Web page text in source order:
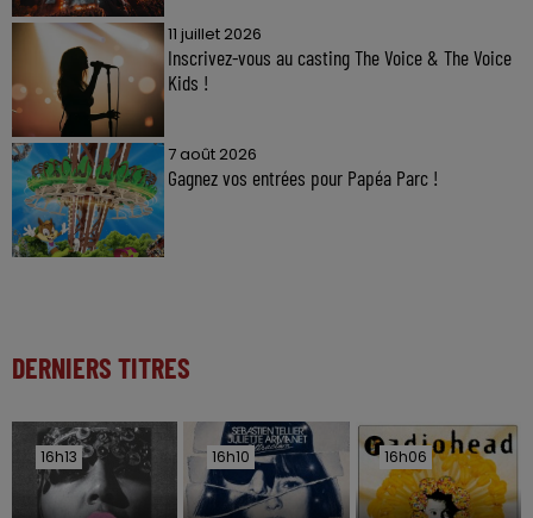
11 juillet 2026
Inscrivez-vous au casting The Voice & The Voice
Kids !
7 août 2026
Gagnez vos entrées pour Papéa Parc !
DERNIERS TITRES
16h13
16h13 16h10
16h10 16h06
16h06